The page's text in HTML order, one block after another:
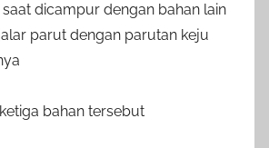
dicampur dengan bahan lain
parut dengan parutan keju
bahan tersebut